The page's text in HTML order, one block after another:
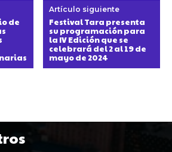
de
Artículo siguiente
Festival Tara presenta
su programación para
la IV Edición que se
celebrará del 2 al 19 de
mayo de 2024